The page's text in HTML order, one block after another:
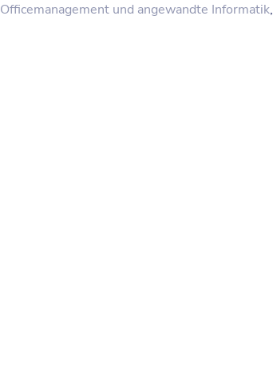
Officemanagement und angewandte Informatik,